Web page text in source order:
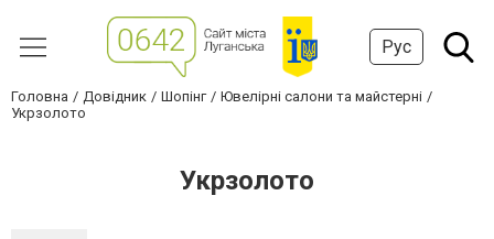
Рус
Головна Довідник Шопінг
Ювелірні салони та майстерні
Укрзолото
Укрзолото